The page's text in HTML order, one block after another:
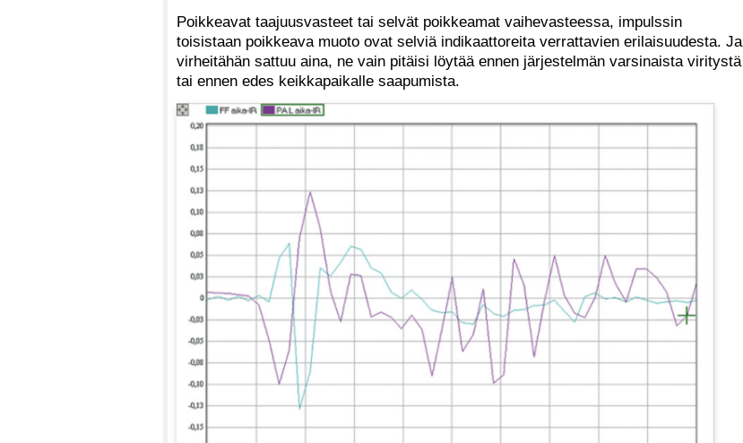
Poikkeavat taajuusvasteet tai selvät poikkeamat vaihevasteessa, impulssin
toisistaan poikkeava muoto ovat selviä indikaattoreita verrattavien erilaisuudesta. Ja
virheitähän sattuu aina, ne vain pitäisi löytää ennen järjestelmän varsinaista viritystä
tai ennen edes keikkapaikalle saapumista.